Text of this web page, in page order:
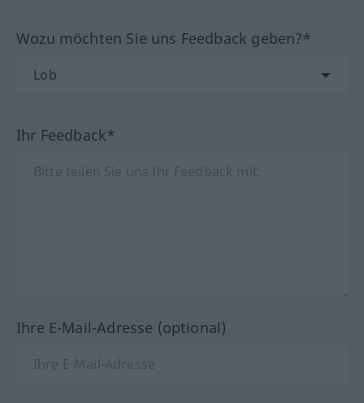
Wozu möchten Sie uns Feedback geben?*
Ihr Feedback*
Ihre E-Mail-Adresse (optional)